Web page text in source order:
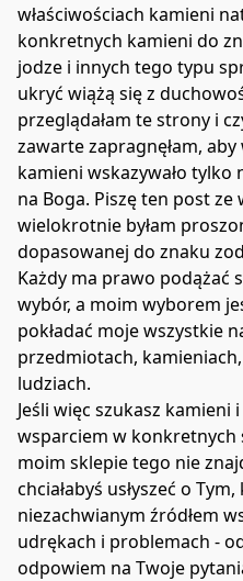
właściwościach kamieni
konkretnych kamieni do
jodze i innych tego typu
ukryć wiążą się z
przeglądałam te strony i
zawarte zapragnęłam,
kamieni wskazywało tylko
na Boga. Piszę ten post ze
wielokrotnie byłam
dopasowanej do znaku
Każdy ma prawo podążać
wybór, a moim wyborem
pokładać moje wszystkie
przedmiotach,
ludziach.
Jeśli więc szukasz
wsparciem w
moim sklepie tego nie
chciałabyś usłyszeć o
niezachwianym źródłem
udrękach i problemach -
odpowiem na Twoje